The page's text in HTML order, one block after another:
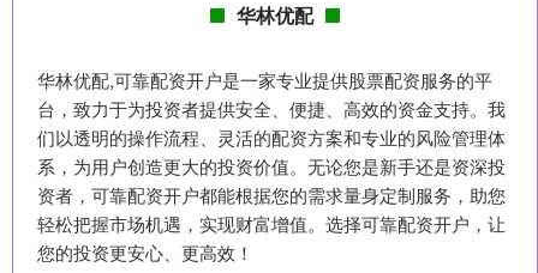
华林优配
华林优配,可靠配资开户是一家专业提供股票配资服务的平
台，致力于为投资者提供安全、便捷、高效的资金支持。我
们以透明的操作流程、灵活的配资方案和专业的风险管理体
系，为用户创造更大的投资价值。无论您是新手还是资深投
资者，可靠配资开户都能根据您的需求量身定制服务，助您
轻松把握市场机遇，实现财富增值。选择可靠配资开户，让
您的投资更安心、更高效！